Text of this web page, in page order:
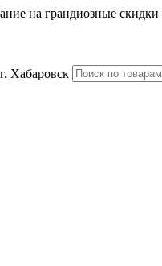
на грандиозные
Хабаровск